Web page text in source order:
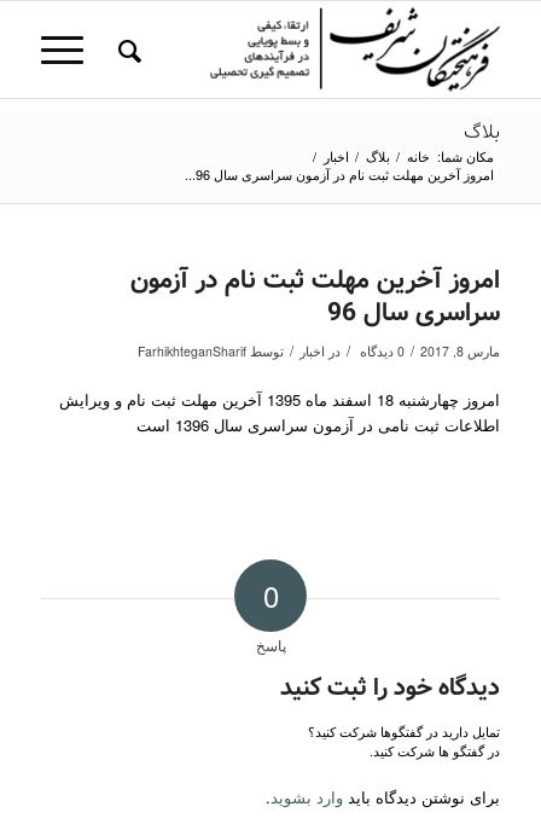
بلاگ
مکان شما: خانه / بلاگ / اخبار /
امروز آخرین مهلت ثبت نام در آزمون سراسری سال 96...
امروز آخرین مهلت ثبت نام در آزمون
سراسری سال 96
مارس 8, 2017 / 0 دیدگاه / در اخبار / توسط FarhikhteganSharif
امروز چهارشنبه 18 اسفند ماه 1395 آخرین مهلت ثبت نام و ویرایش
اطلاعات ثبت نامی در آزمون سراسری سال 1396 است
0
پاسخ
دیدگاه خود را ثبت کنید
تمایل دارید در گفتگوها شرکت کنید؟
در گفتگو ها شرکت کنید.
برای نوشتن دیدگاه باید وارد بشوید.